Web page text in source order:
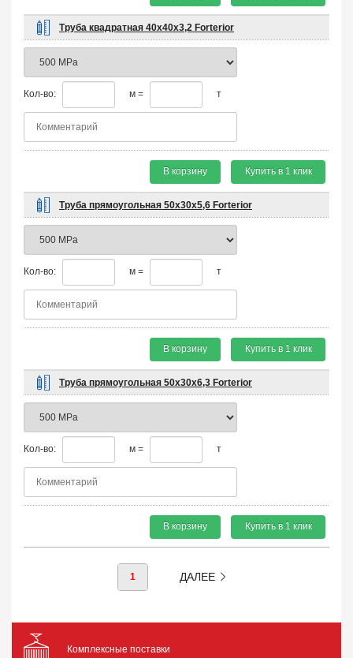
Труба квадратная 40х40х3,2 Forterior
Кол-во: м = т
В корзину Купить в 1 клик
Труба прямоугольная 50х30х5,6 Forterior
Кол-во: м = т
В корзину Купить в 1 клик
Труба прямоугольная 50х30х6,3 Forterior
Кол-во: м = т
В корзину Купить в 1 клик
1 ДАЛЕЕ
Комплексные поставки